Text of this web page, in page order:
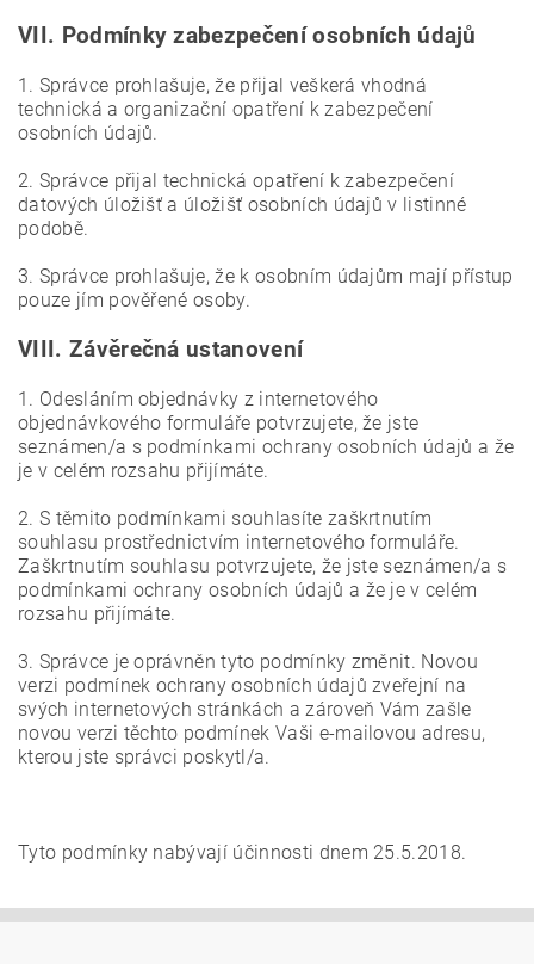
VII. Podmínky zabezpečení osobních údajů
1. Správce prohlašuje, že přijal veškerá vhodná
technická a organizační opatření k zabezpečení
osobních údajů.
2. Správce přijal technická opatření k zabezpečení
datových úložišť a úložišť osobních údajů v listinné
podobě.
3. Správce prohlašuje, že k osobním údajům mají přístup
pouze jím pověřené osoby.
VIII. Závěrečná ustanovení
1. Odesláním objednávky z internetového
objednávkového formuláře potvrzujete, že jste
seznámen/a s podmínkami ochrany osobních údajů a že
je v celém rozsahu přijímáte.
2. S těmito podmínkami souhlasíte zaškrtnutím
souhlasu prostřednictvím internetového formuláře.
Zaškrtnutím souhlasu potvrzujete, že jste seznámen/a s
podmínkami ochrany osobních údajů a že je v celém
rozsahu přijímáte.
3. Správce je oprávněn tyto podmínky změnit. Novou
verzi podmínek ochrany osobních údajů zveřejní na
svých internetových stránkách a zároveň Vám zašle
novou verzi těchto podmínek Vaši e-mailovou adresu,
kterou jste správci poskytl/a.
Tyto podmínky nabývají účinnosti dnem 25.5.2018.